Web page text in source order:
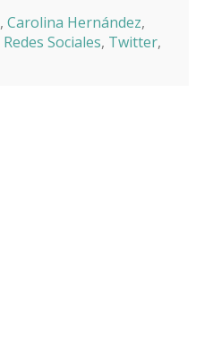
, Carolina Hernández,
Redes Sociales, Twitter,